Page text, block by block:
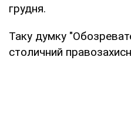
грудня.
Таку думку
столичний